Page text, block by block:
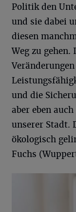
Politik den
und sie dabei
diesen
Weg zu
und die
aber eben
unserer Stadt.
ökologisch
Fuchs